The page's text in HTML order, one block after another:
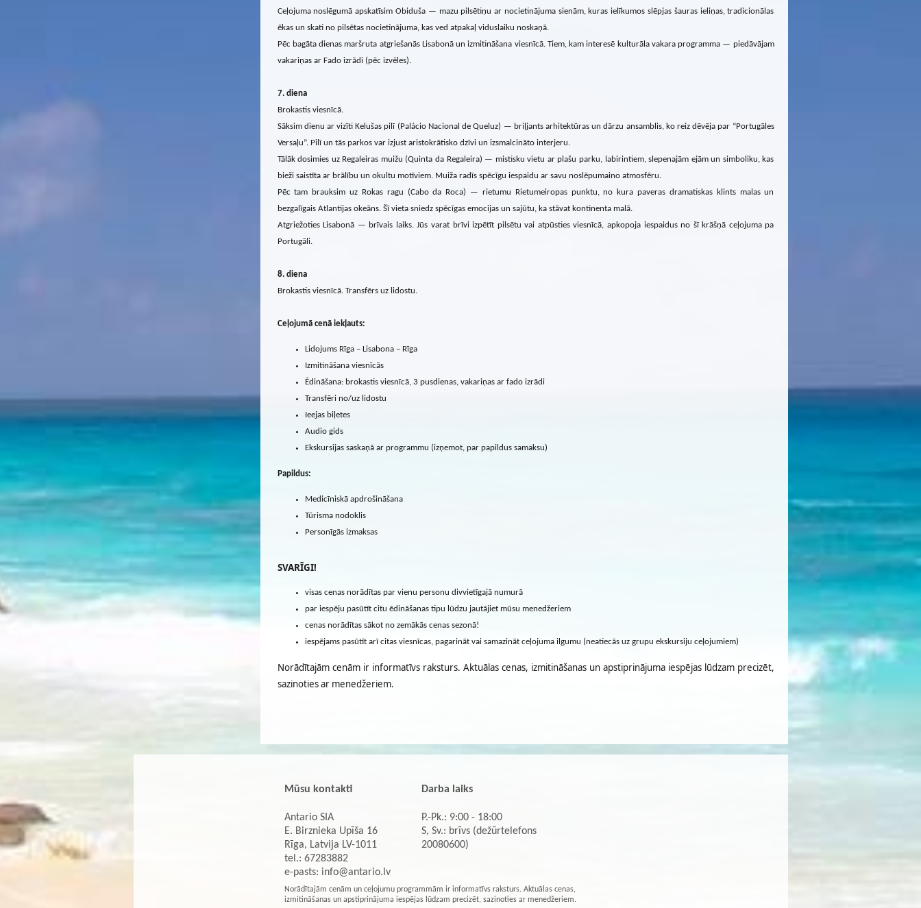
Ceļojuma noslēgumā apskatīsim Obiduša — mazu pilsētiņu ar nocietinājuma sienām, kuras ielīkumos slēpjas šauras ieliņas, tradicionālas
ēkas un skati no pilsētas nocietinājuma, kas ved atpakaļ viduslaiku noskaņā.
Pēc bagāta dienas maršruta atgriešanās Lisabonā un izmitināšana viesnīcā. Tiem, kam interesē kulturāla vakara programma — piedāvājam
vakariņas ar Fado izrādi (pēc izvēles).
7. diena
Brokastis viesnīcā.
Sāksim dienu ar vizīti Kelušas pilī (Palácio Nacional de Queluz) — briļjants arhitektūras un dārzu ansamblis, ko reiz dēvēja par “Portugāles
Versaļu”. Pilī un tās parkos var izjust aristokrātisko dzīvi un izsmalcināto interjeru.
Tālāk dosimies uz Regaleiras muižu (Quinta da Regaleira) — mistisku vietu ar plašu parku, labirintiem, slepenajām ejām un simboliku, kas
bieži saistīta ar brālību un okultu motīviem. Muiža radīs spēcīgu iespaidu ar savu noslēpumaino atmosfēru.
Pēc tam brauksim uz Rokas ragu (Cabo da Roca) — rietumu Rietumeiropas punktu, no kura paveras dramatiskas klints malas un
bezgalīgais Atlantijas okeāns. Šī vieta sniedz spēcīgas emocijas un sajūtu, ka stāvat kontinenta malā.
Atgriežoties Lisabonā — brīvais laiks. Jūs varat brīvi izpētīt pilsētu vai atpūsties viesnīcā, apkopoja iespaidus no šī krāšņā ceļojuma pa
Portugāli.
8. diena
Brokastis viesnīcā. Transfērs uz lidostu.
Ceļojumā cenā iekļauts:
Lidojums Rīga – Lisabona – Rīga
Izmitināšana viesnīcās
Ēdināšana: brokastis viesnīcā, 3 pusdienas, vakariņas ar fado izrādi
Transfēri no/uz lidostu
Ieejas biļetes
Audio gids
Ekskursijas saskaņā ar programmu (izņemot, par papildus samaksu)
Papildus:
Medicīniskā apdrošināšana
Tūrisma nodoklis
Personīgās izmaksas
SVARĪGI!
visas cenas norādītas par vienu personu divvietīgajā numurā
par iespēju pasūtīt citu ēdināšanas tipu lūdzu jautājiet mūsu menedžeriem
cenas norādītas sākot no zemākās cenas sezonā!
iespējams pasūtīt arī citas viesnīcas, pagarināt vai samazināt ceļojuma ilgumu (neatiecās uz grupu ekskursiju ceļojumiem)
Norādītajām cenām ir informatīvs raksturs. Aktuālas cenas, izmitināšanas un apstiprinājuma iespējas lūdzam precizēt,
sazinoties ar menedžeriem.
Mūsu kontakti
Antario SIA
E. Birznieka Upīša 16
Rīga, Latvija LV-1011
tel.: 67283882
e-pasts: info@antario.lv
Darba laiks
P.-Pk.: 9:00 - 18:00
S, Sv.: brīvs (dežūrtelefons
20080600)
Norādītajām cenām un ceļojumu programmām ir informatīvs raksturs. Aktuālas cenas,
izmitināšanas un apstiprinājuma iespējas lūdzam precizēt, sazinoties ar menedžeriem.